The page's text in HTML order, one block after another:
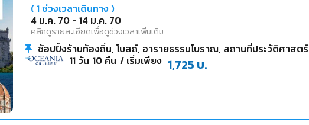
(1ช่วงเวลาเดินทาง )
4 ม.ค. 70 -14 ม.ค. 70
คลิกดูรายละเอียดเพื่อดูช่วงเวลาเพิ่มเติม
ช้อปปิ้งร้านท้องถิ่น, โบสถ์, อารายธรรมโบราณ, สถานที่ประวัติศาสตร์
11วัน 10คืน / เริ่มเพียง 1,725 บ.